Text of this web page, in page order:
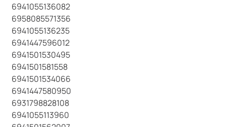
6941055136082
6958085571356
6941055136235
6941447596012
6941501530495
6941501581558
6941501534066
6941447580950
6931798828108
6941055113960